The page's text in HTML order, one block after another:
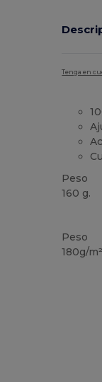
Tenga en
Peso
160 g.
Peso
180g/m²